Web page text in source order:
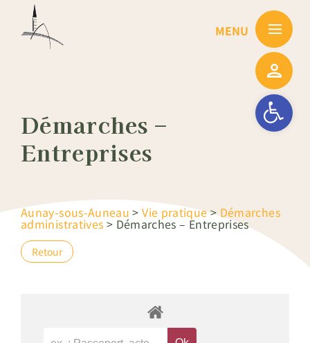
Ouvrir la
Démarches –
Entreprises
Aunay-sous-Auneau >Vie pratique>Démarches
administratives > Démarches – Entreprises
Retour